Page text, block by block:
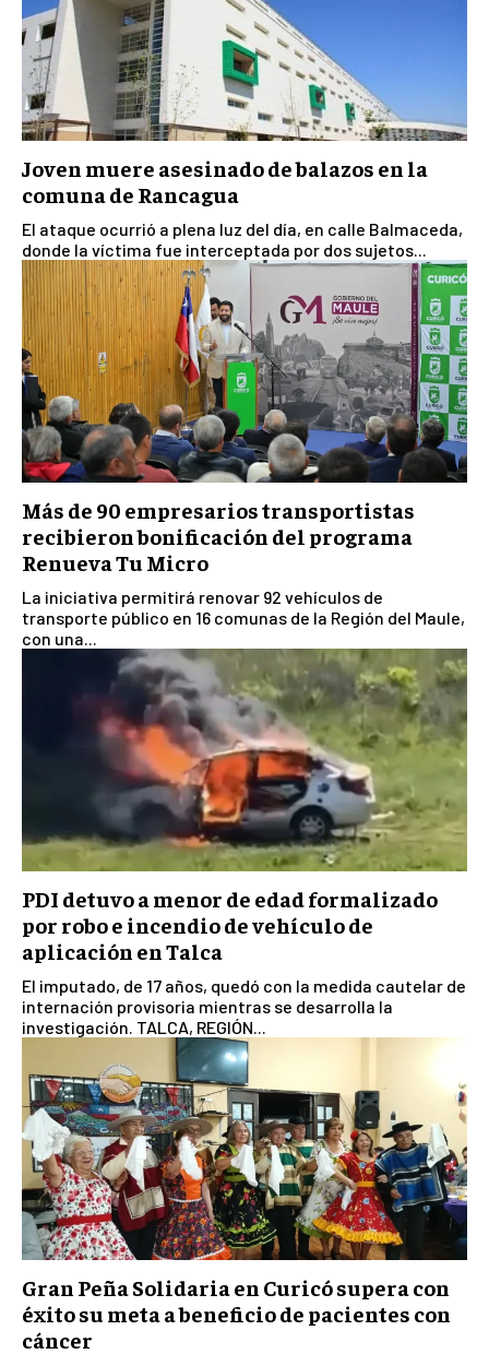
Joven muere asesinado de balazos en la
comuna de Rancagua
El ataque ocurrió a plena luz del día, en calle Balmaceda,
donde la víctima fue interceptada por dos sujetos...
Más de 90 empresarios transportistas
recibieron bonificación del programa
Renueva Tu Micro
La iniciativa permitirá renovar 92 vehículos de
transporte público en 16 comunas de la Región del Maule,
con una...
PDI detuvo a menor de edad formalizado
por robo e incendio de vehículo de
aplicación en Talca
El imputado, de 17 años, quedó con la medida cautelar de
internación provisoria mientras se desarrolla la
investigación. TALCA, REGIÓN...
Gran Peña Solidaria en Curicó supera con
éxito su meta a beneficio de pacientes con
cáncer